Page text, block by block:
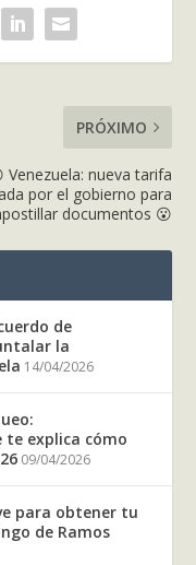
PRÓXIMO
Venezuela: nueva tarifa
por el gobierno para
documentos 😮
de
la
14/04/2026
te explica cómo
09/04/2026
para obtener tu
de Ramos